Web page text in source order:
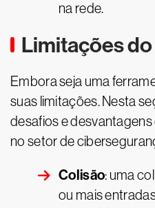
na rede.
Limitações
Embora seja uma
suas limitações. Nesta
desafios e
no setor de
Colisão: uma
ou mais